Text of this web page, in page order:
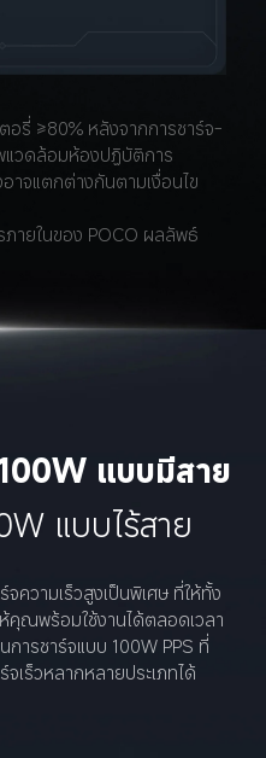
อรี่ ≥80% หลังจากการชาร์จ-
แวดล้อมห้องปฏิบัติการ
าจแตกต่างกันตามเงื่อนไข
ายในของ POCO ผลลัพธ์
แบบมีสาย
แบบไร้สาย
ความเร็วสูงเป็นพิเศษ ที่ให้ทั้ง
คุณพร้อมใช้งานได้ตลอดเวลา
ารชาร์จแบบ 100W PPS ที่
เร็วหลากหลายประเภทได้